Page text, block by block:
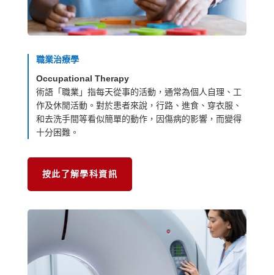
職業治療學
Occupational Therapy
術語「職業」指每天從事的活動，通常為個人自理、工
作及休閒活動。對於患者來說，行路、進食、穿衣服、
和去洗手間等看似簡單的動作，因傷病的影響，而變得
十分困難。
按此了解學科資訊